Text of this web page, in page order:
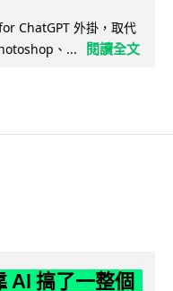
ChatGPT 外掛，取代
、...
閱讀全文
AI 搞了一整個